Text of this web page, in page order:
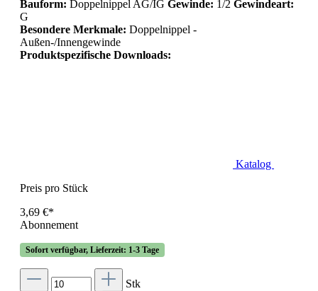
Bauform: Doppelnippel AG/IG Gewinde: 1/2 Gewindeart:
G
Besondere Merkmale: Doppelnippel -
Außen-/Innengewinde
Produktspezifische Downloads:
Katalog
Preis pro Stück
3,69 €*
Abonnement
Sofort verfügbar, Lieferzeit: 1-3 Tage
Stk